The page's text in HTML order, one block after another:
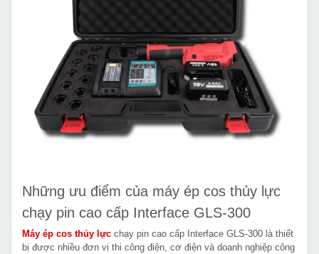
Những ưu điểm của máy ép cos thủy lực
chạy pin cao cấp Interface GLS-300
Máy ép cos thủy lực chạy pin cao cấp Interface GLS-300 là thiết
bị được nhiều đơn vị thi công điện, cơ điện và doanh nghiệp công